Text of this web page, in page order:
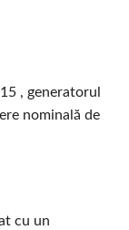
, generatorul
nominală de
cu un